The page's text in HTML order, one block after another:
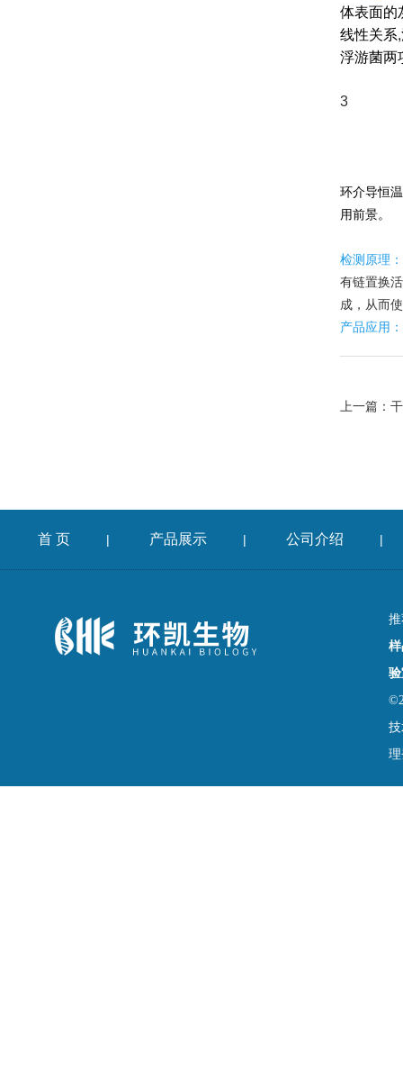
体表面的
线性关系
浮游菌两
3
环介导恒
用前景。
检测原理：
有链置换
成，从而
产品应用：
上一篇： 干
首 页 | 产品展示 | 公司介绍 |